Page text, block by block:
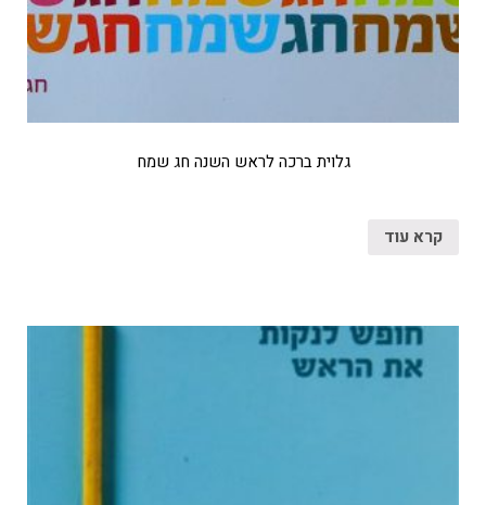
גלוית ברכה לראש השנה חג שמח
קרא עוד